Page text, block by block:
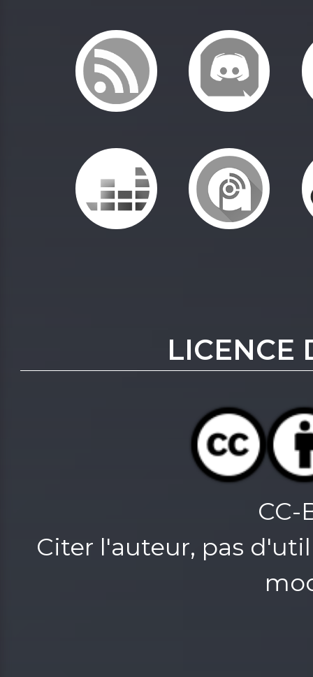
LICENCE
CC-
Citer l'auteur, pas